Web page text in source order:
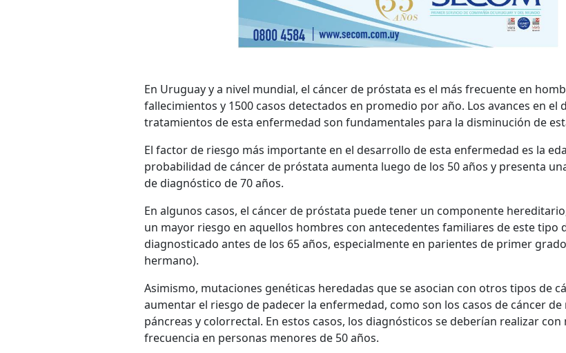
En Uruguay y a nivel mundial, el cáncer de próstata es el más frecuente en
fallecimientos y 1500 casos detectados en promedio por año. Los avances en el
tratamientos de esta enfermedad son fundamentales para la disminución de
El factor de riesgo más importante en el desarrollo de esta enfermedad es la
probabilidad de cáncer de próstata aumenta luego de los 50 años y presenta
de diagnóstico de 70 años.
En algunos casos, el cáncer de próstata puede tener un componente
un mayor riesgo en aquellos hombres con antecedentes familiares de este tipo
diagnosticado antes de los 65 años, especialmente en parientes de primer
hermano).
Asimismo, mutaciones genéticas heredadas que se asocian con otros tipos de
aumentar el riesgo de padecer la enfermedad, como son los casos de cáncer de
páncreas y colorrectal. En estos casos, los diagnósticos se deberían realizar con
frecuencia en personas menores de 50 años.